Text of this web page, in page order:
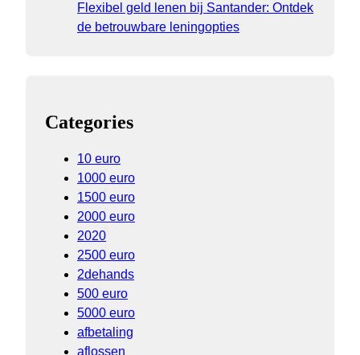
Flexibel geld lenen bij Santander: Ontdek
de betrouwbare leningopties
Categories
10 euro
1000 euro
1500 euro
2000 euro
2020
2500 euro
2dehands
500 euro
5000 euro
afbetaling
aflossen